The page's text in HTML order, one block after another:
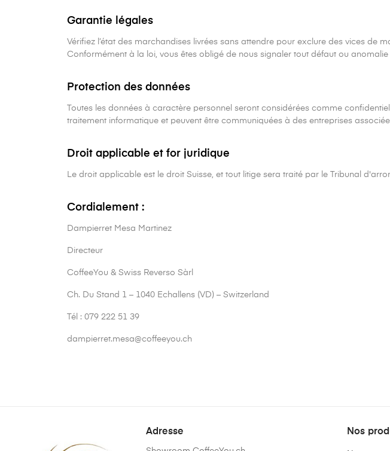
Garantie légales
Vérifiez l’état des marchandises livrées sans attendre pour exclure des vices de
Conformément à la loi, vous êtes obligé de nous signaler tout défaut ou
Protection des données
Toutes les données à caractère personnel seront considérées comme
traitement informatique et peuvent être communiquées à des entreprises
Droit applicable et for juridique
Le droit applicable est le droit Suisse, et tout litige sera traité par le Tribunal
Cordialement :
Dampierret Mesa Martinez
Directeur
CoffeeYou & Swiss Reverso Sàrl
Ch. Du Stand 1 – 1040 Echallens (VD) – Switzerland
Tél : 079 222 51 39
dampierret.mesa@coffeeyou.ch
Adresse Nos